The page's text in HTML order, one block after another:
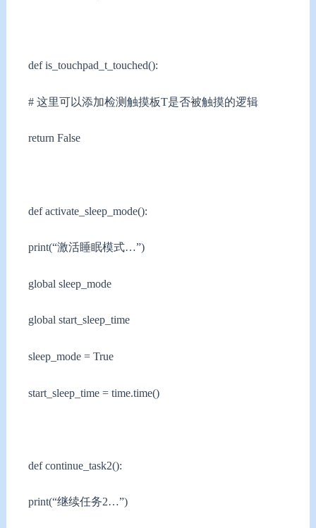
def is_touchpad_t_touched():
# 这里可以添加检测触摸板T是否被触摸的逻辑
return False
def activate_sleep_mode():
print(“激活睡眠模式…”)
global sleep_mode
global start_sleep_time
sleep_mode = True
start_sleep_time = time.time()
def continue_task2():
print(“继续任务2…”)